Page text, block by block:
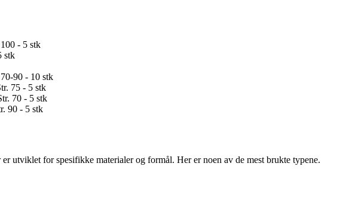
- 5 stk
stk
90 - 10 stk
75 - 5 stk
70 - 5 stk
90 - 5 stk
utviklet for spesifikke materialer og formål. Her er noen av de mest brukte typene.